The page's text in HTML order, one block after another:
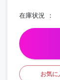
在庫状況
お気に